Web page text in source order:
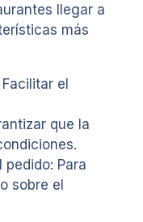
llegar a
más
el
que la
Para
sobre el